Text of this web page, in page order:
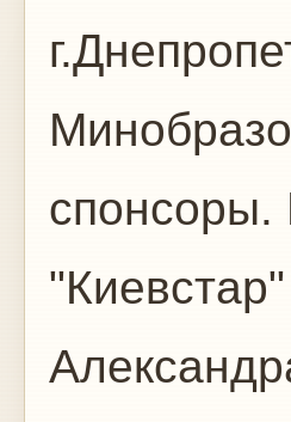
спонсоры.
"Киевстар"